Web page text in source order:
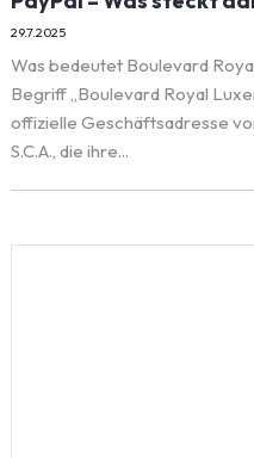
29.7.2025
Was bedeutet Boulevard
Begriff „Boulevard Royal
offizielle Geschäftsadresse
S.C.A., die ihre...